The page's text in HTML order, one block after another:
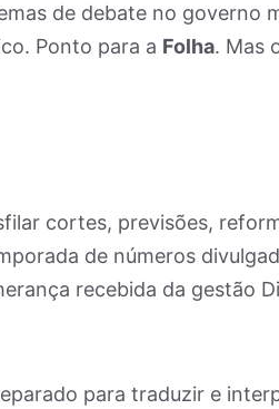
de debate no governo
Ponto para a Folha. Mas
cortes, previsões,
de números
recebida da gestão
para traduzir e